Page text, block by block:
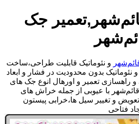
جک
و نئوماتیک قابلیت طراحی،ساخت
نئوماتیک بدون محدودیت در فشار و ابعاد
راهسازی تعمیر و اورهال انوع جک های
قائم‌شهر با عیوبی از جمله خراش های
و تغییر سیل ها،خرابی پیستون